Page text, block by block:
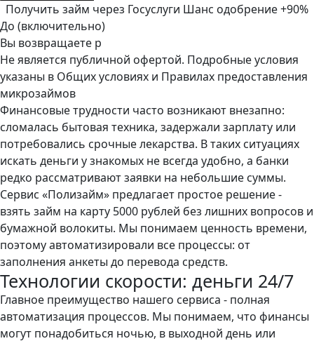
Получить займ через Госуслуги Шанс одобрение +90%
До (включительно)
Вы возвращаете р
Не является публичной офертой. Подробные условия
указаны в Общих условиях и Правилах предоставления
микрозаймов
Финансовые трудности часто возникают внезапно:
сломалась бытовая техника, задержали зарплату или
потребовались срочные лекарства. В таких ситуациях
искать деньги у знакомых не всегда удобно, а банки
редко рассматривают заявки на небольшие суммы.
Сервис «Полизайм» предлагает простое решение -
взять займ на карту 5000 рублей без лишних вопросов и
бумажной волокиты. Мы понимаем ценность времени,
поэтому автоматизировали все процессы: от
заполнения анкеты до перевода средств.
Технологии скорости: деньги 24/7
Главное преимущество нашего сервиса - полная
автоматизация процессов. Мы понимаем, что финансы
могут понадобиться ночью, в выходной день или